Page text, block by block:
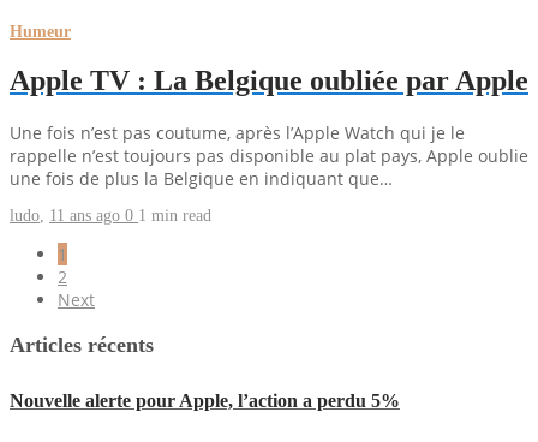
Humeur
Apple TV : La Belgique oubliée par Apple
Une fois n’est pas coutume, après l’Apple Watch qui je le
rappelle n’est toujours pas disponible au plat pays, Apple oublie
une fois de plus la Belgique en indiquant que…
ludo, 11 ans ago 0 1 min read
1
2
Next
Articles récents
Nouvelle alerte pour Apple, l’action a perdu 5%